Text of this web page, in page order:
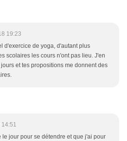
19:23
d'exercice de yoga, d'autant plus
scolaires les cours n'ont pas lieu. J'en
et tes propositions me donnent des
le jour pour se détendre et que j'ai pour